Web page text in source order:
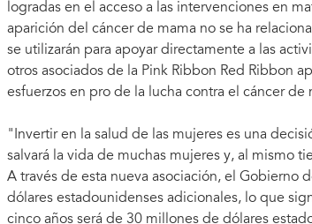
logradas en el acceso a las intervenciones en
aparición del cáncer de mama no se ha
se utilizarán para apoyar directamente a las
otros asociados de la Pink Ribbon Red Ribbon
esfuerzos en pro de la lucha contra el cáncer
"Invertir en la salud de las mujeres es una
salvará la vida de muchas mujeres y, al mismo
A través de esta nueva asociación, el Gobierno
dólares estadounidenses adicionales, lo que
cinco años será de 30 millones de dólares